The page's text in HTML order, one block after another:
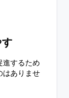
進するため
はありませ